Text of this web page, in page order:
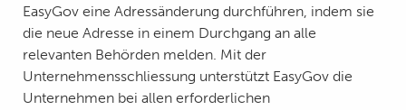
EasyGov eine Adressänderung durchführen, indem sie
die neue Adresse in einem Durchgang an alle
relevanten Behörden melden. Mit der
Unternehmensschliessung unterstützt EasyGov die
Unternehmen bei allen erforderlichen